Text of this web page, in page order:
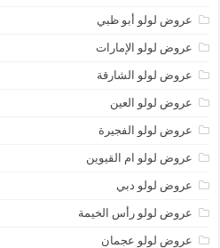
عروض لولو أبو ظبي
عروض لولو الإمارات
عروض لولو الشارقة
عروض لولو العين
عروض لولو الفجيرة
عروض لولو ام القيوين
عروض لولو دبي
عروض لولو رأس الخيمة
عروض لولو عجمان